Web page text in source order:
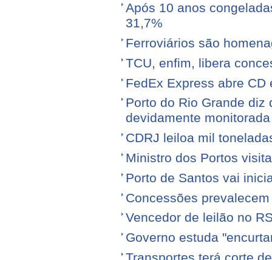
Após 10 anos
31,7%
Ferroviários são
TCU, enfim, libera
FedEx Express abre CD
Porto do Rio Grande
devidamente monitorada
CDRJ leiloa mil
Ministro dos Portos
Porto de Santos vai
Concessões
Vencedor de leilão no
Governo estuda